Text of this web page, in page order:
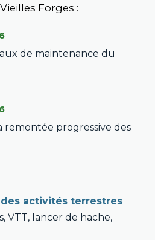
Forges :
de maintenance du
remontée progressive des
des activités terrestres
VTT, lancer de hache,